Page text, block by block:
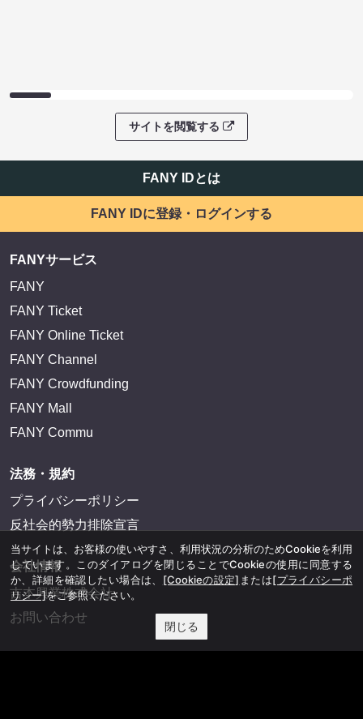
サイトを閲覧する
FANY IDとは
FANY IDに登録・ログインする
FANYサービス
FANY
FANY Ticket
FANY Online Ticket
FANY Channel
FANY Crowdfunding
FANY Mall
FANY Commu
法務・規約
プライバシーポリシー
反社会的勢力排除宣言
会社情報
吉本興業株式会社
お問い合わせ
当サイトは、お客様の使いやすさ、利用状況の分析のためCookieを利用
しています。このダイアログを閉じることでCookieの使用に同意する
か、詳細を確認したい場合は、 [Cookieの設定] または[プライバシーポ
リシー]をご参照ください。
閉じる